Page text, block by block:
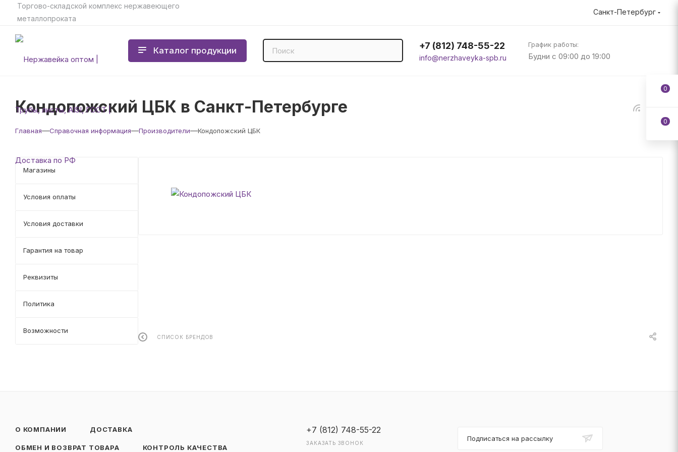
Торгово-складской комплекс нержавеющего
металлопроката
Санкт-Петербург
Каталог продукции +7 (812) 748-55-22
info@nerzhaveyka-spb.ru
График работы:
Будни с 09:00 до 19:00
Кондопожский ЦБК в Санкт-Петербурге
Главная—Справочная информация—Производители—Кондопожский ЦБК
СПИСОК БРЕНДОВ
Магазины
Условия оплаты
Условия доставки
Гарантия на товар
Реквизиты
Политика
Возможности
О КОМПАНИИ ДОСТАВКА
ОБМЕН И ВОЗВРАТ ТОВАРА КОНТРОЛЬ КАЧЕСТВА
+7 (812) 748-55-22
ЗАКАЗАТЬ ЗВОНОК
Подписаться на рассылку
0
0